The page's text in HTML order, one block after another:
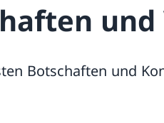
Botschaften und